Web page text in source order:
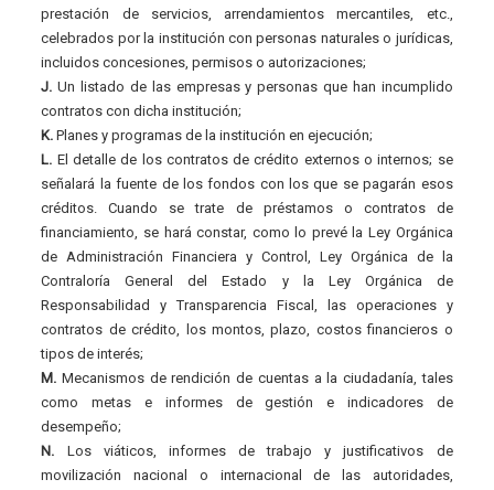
prestación de servicios, arrendamientos mercantiles, etc.,
celebrados por la institución con personas naturales o jurídicas,
incluidos concesiones, permisos o autorizaciones;
J. Un listado de las empresas y personas que han incumplido
contratos con dicha institución;
K. Planes y programas de la institución en ejecución;
L. El detalle de los contratos de crédito externos o internos; se
señalará la fuente de los fondos con los que se pagarán esos
créditos. Cuando se trate de préstamos o contratos de
financiamiento, se hará constar, como lo prevé la Ley Orgánica
de Administración Financiera y Control, Ley Orgánica de la
Contraloría General del Estado y la Ley Orgánica de
Responsabilidad y Transparencia Fiscal, las operaciones y
contratos de crédito, los montos, plazo, costos financieros o
tipos de interés;
M. Mecanismos de rendición de cuentas a la ciudadanía, tales
como metas e informes de gestión e indicadores de
desempeño;
N. Los viáticos, informes de trabajo y justificativos de
movilización nacional o internacional de las autoridades,